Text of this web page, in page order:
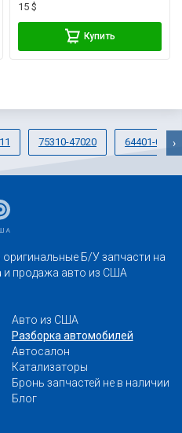
15 $
Купить
75310-47020 64401- ›
оригинальные Б/У запчасти на
и продажа авто из США
Авто из США
Разборка автомобилей
Автосалон
Катализаторы
Бронь запчастей не в наличии
Блог